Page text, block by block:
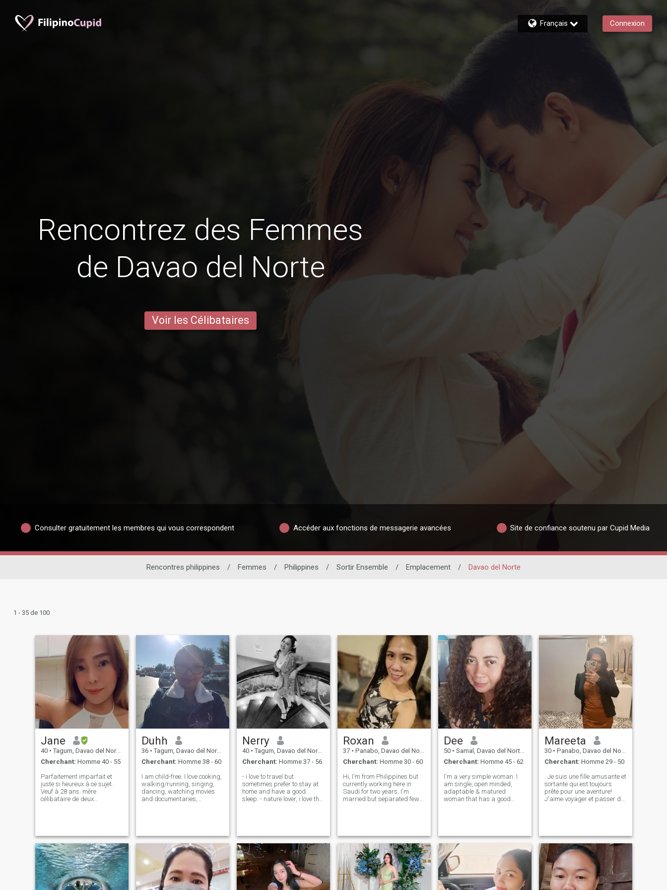
Français Connexion
Rencontrez des Femmes
de Davao del Norte
Voir les Célibataires
Consulter gratuitement les membres qui vous correspondent Accéder aux fonctions de messagerie avancées Site de confiance soutenu par Cupid Media
Rencontres philippines / Femmes / Philippines / Sortir Ensemble / Emplacement / Davao del Norte
1 - 35 de 100
Jane
40 • Tagum, Davao del Norte, Philippines
Cherchant: Homme 40 - 55
Parfaitement imparfait et
juste si heureux à ce sujet.
Veuf à 28 ans. mère
célibataire de deux
trouver un partenaire dans
la vie. Réaliste, direct.
Heureux. Im un mélange d'un
introverti et d'un extraverti
dépend de l'entreprise. Je
pense que j'ai obtenu mon
diplôme en clubbing et en
fêtes et en boisson. Et plus
Duhh
36 • Tagum, Davao del Norte, Philippines
Cherchant: Homme 38 - 60
I am child-free. I love cooking,
walking/running, singing,
dancing, watching movies
and documentaries,
Kong, Taiwan, Japan, and
Vietnam. By the wa
Nerry
40 • Tagum, Davao del Norte, Philippines
Cherchant: Homme 37 - 56
- i love to travel but
sometimes prefer to stay at
home and have a good
sleep. - nature lover, i love the
promises - just ask me i
guess if you w
Roxan
37 • Panabo, Davao del Norte, Philippines
Cherchant: Homme 30 - 60
Hi, I'm from Philippines but
currently working here in
Saudi for two years. I'm
married but separated few
honest on my profile not into
pretensi
Dee
50 • Samal, Davao del Norte, Philippines
Cherchant: Homme 45 - 62
I'm a very simple woman. I
am single, open minded,
adaptable & matured
woman that has a good
decent low key and kind
hearted friend, maybe
soulmate or mo
Mareeta
30 • Panabo, Davao del Norte, Philippines
Cherchant: Homme 29 - 50
. Je suis une fille amusante et
sortante qui est toujours
prête pour une aventure!
J'aime voyager et passer du
vous surprendrai. Je cherche
un homme qui comprend
comment faire en sorte
qu’une femme se sente
spéciale et ne cherche pas un
fling.😊